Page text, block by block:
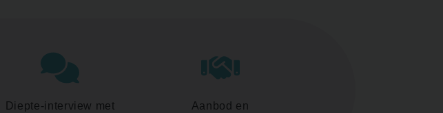
Diepte-interview met
Aanbod en